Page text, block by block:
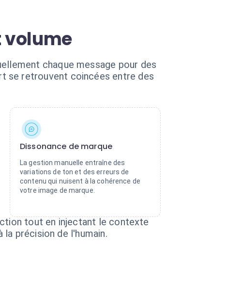
volume
chaque message pour des
se retrouvent coincées entre des
Dissonance de marque
La gestion manuelle entraîne des
variations de ton et des erreurs de
contenu qui nuisent à la cohérence de
votre image de marque.
tout en injectant le contexte
précision de l'humain.